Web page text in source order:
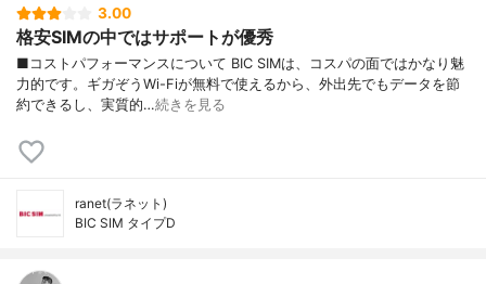
3.00
格安SIMの中ではサポートが優秀
■コストパフォーマンスについて BIC SIMは、コスパの面ではかなり魅
力的です。ギガぞうWi-Fiが無料で使えるから、外出先でもデータを節
約できるし、実質的…続きを見る
ranet(ラネット)
BIC SIM タイプD